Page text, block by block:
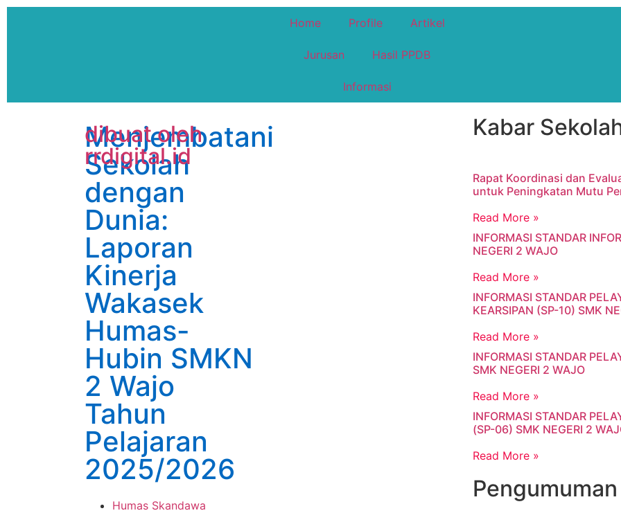
Home Profile Artikel
Jurusan Hasil PPDB
Informasi
Menjembatani
Sekolah
dengan
Dunia:
Laporan
Kinerja
Wakasek
Humas-
Hubin SMKN
2 Wajo
Tahun
Pelajaran
2025/2026
Humas Skandawa
dibuat oleh
rrdigital.id
Kabar
Rapat Koordinasi dan
untuk Peningkatan Mutu
Read More »
INFORMASI STANDAR
NEGERI 2 WAJO
Read More »
INFORMASI STANDAR
KEARSIPAN (SP-10) SMK
Read More »
INFORMASI STANDAR
SMK NEGERI 2 WAJO
Read More »
INFORMASI STANDAR
(SP-06) SMK NEGERI 2
Read More »
Pengumuman